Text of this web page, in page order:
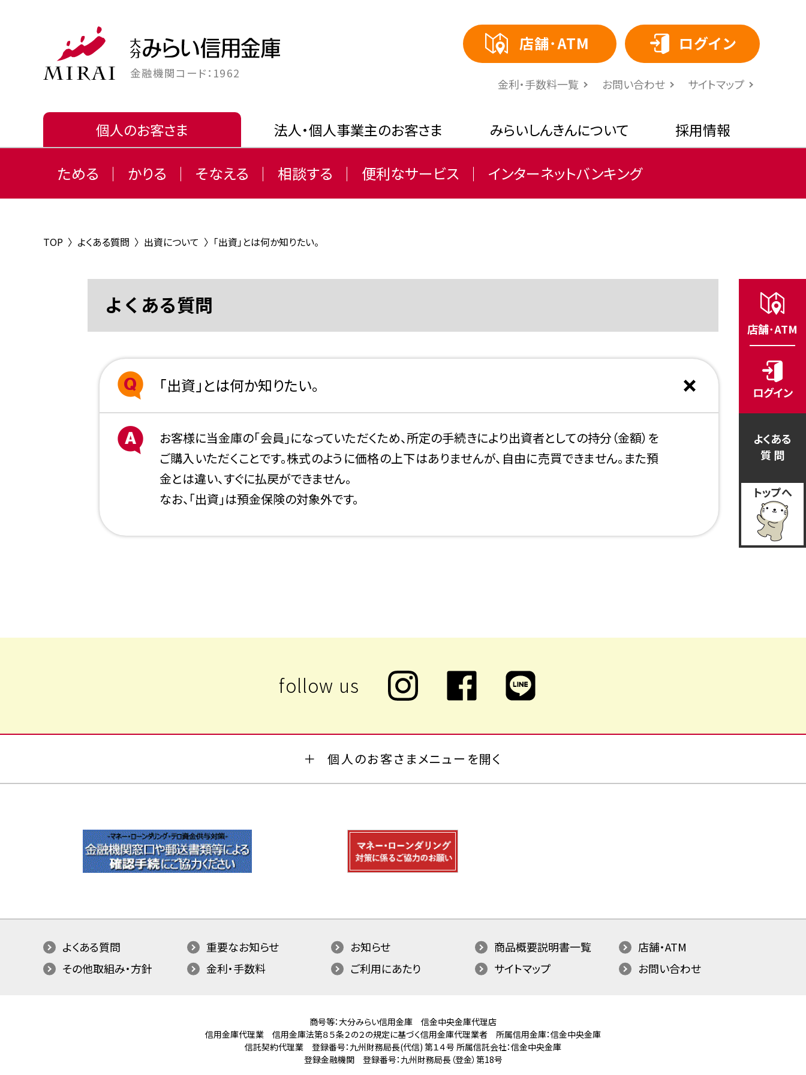
金融機関コード：1962
個人のお客さま
ためる かりる そなえる 相談する 便利なサービス インターネットバンキング
法人・個人事業主のお客さま みらいしんきんについて 採用情報
店舗･ATM ログイン
⾦利・⼿数料⼀覧 お問い合わせ サイトマップ
TOP 〉 よくある質問 〉 出資について 〉 「出資」とは何か知りたい。
よくある質問
「出資」とは何か知りたい。
お客様に当金庫の「会員」になっていただくため、所定の手続きにより出資者としての持分（金額）を
ご購入いただくことです。株式のように価格の上下はありませんが、自由に売買できません。また預
金とは違い、すぐに払戻ができません。
なお、「出資」は預金保険の対象外です。
店舗･ATM
ログイン
よくある
質 問
トップへ
個人のお客さまメニューを開く
よくある質問 重要なお知らせ お知らせ 商品概要説明書一覧
店舗・ATM
その他取組み・方針
金利・手数料 ご利用にあたり サイトマップ お問い合わせ
商号等：大分みらい信用金庫 信金中央金庫代理店
信用金庫代理業 信用金庫法第８５条２の２の規定に基づく信用金庫代理業者 所属信用金庫：信金中央金庫
信託契約代理業 登録番号：九州財務局長(代信) 第１４号 所属信託会社：信金中央金庫
登録金融機関 登録番号：九州財務局長（登金）第18号